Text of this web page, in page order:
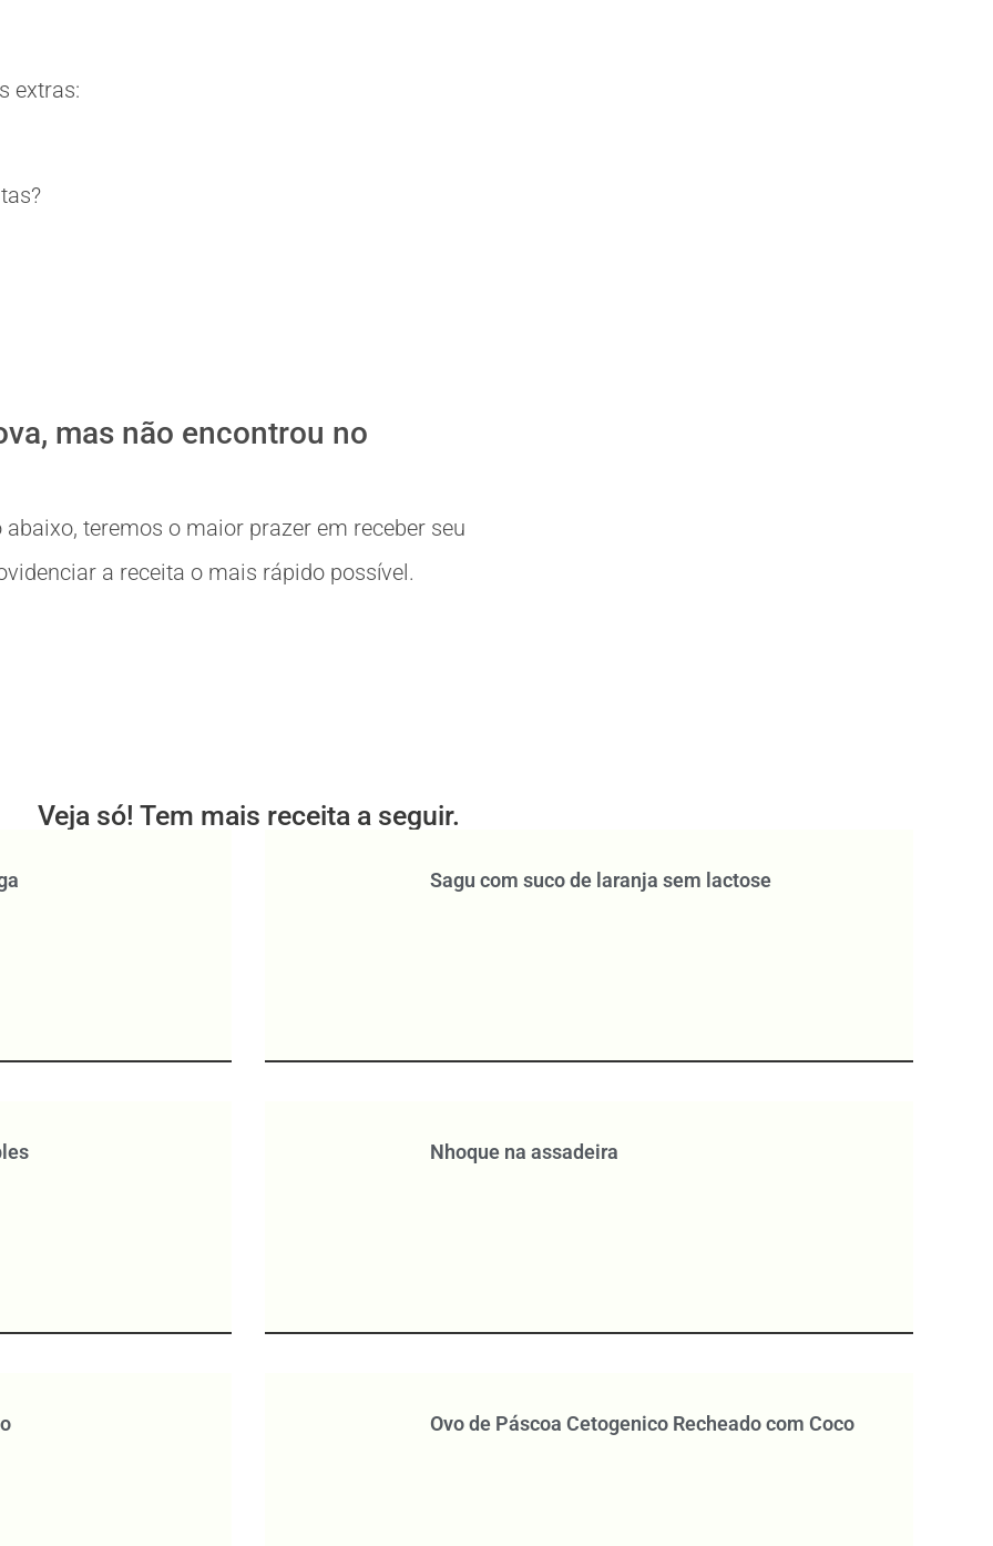
extras:
mas não encontrou no
teremos o maior prazer em receber seu
a receita o mais rápido possível.
Veja só! Tem mais receita a seguir.
Sagu com suco de laranja sem lactose
Nhoque na assadeira
Ovo de Páscoa Cetogenico Recheado com Coco